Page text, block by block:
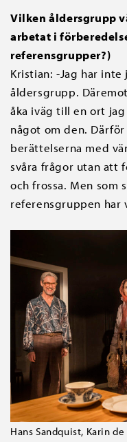
Vilken åldersgrupp
arbetat i
referensgrupper?)
Kristian: -Jag har
åldersgrupp.
åka iväg till en ort
något om den.
berättelserna med
svåra frågor utan att
och frossa. Men som
referensgruppen har
Hans Sandquist, Karin